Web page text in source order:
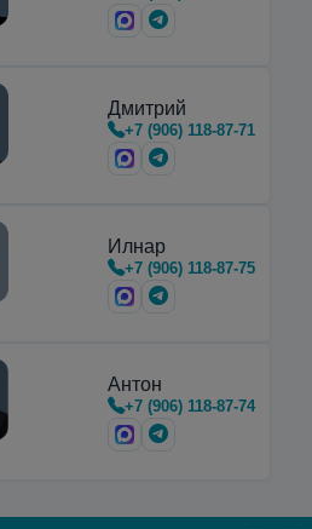
криоцилиндры,
Дмитрий
+7 (906) 118-87-71
Илнар
+7 (906) 118-87-75
Антон
+7 (906) 118-87-74